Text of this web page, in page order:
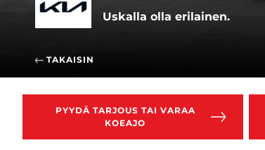
Uskalla olla erilainen.
TAKAISIN
PYYDÄ TARJOUS TAI VARAA
KOEAJO